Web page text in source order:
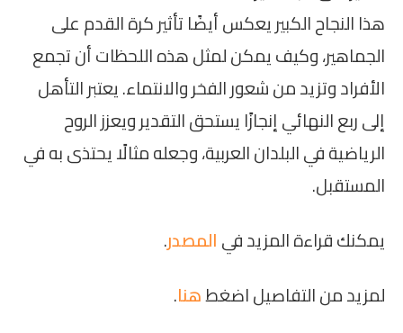
هذا النجاح الكبير يعكس أيضًا تأثير كرة القدم على
الجماهير، وكيف يمكن لمثل هذه اللحظات أن تجمع
الأفراد وتزيد من شعور الفخر والانتماء. يعتبر التأهل
إلى ربع النهائي إنجازًا يستحق التقدير ويعزز الروح
الرياضية في البلدان العربية، وجعله مثالًا يحتذى به في
المستقبل.
يمكنك قراءة المزيد فيالمصدر.
لمزيد من التفاصيل اضغطهنا.